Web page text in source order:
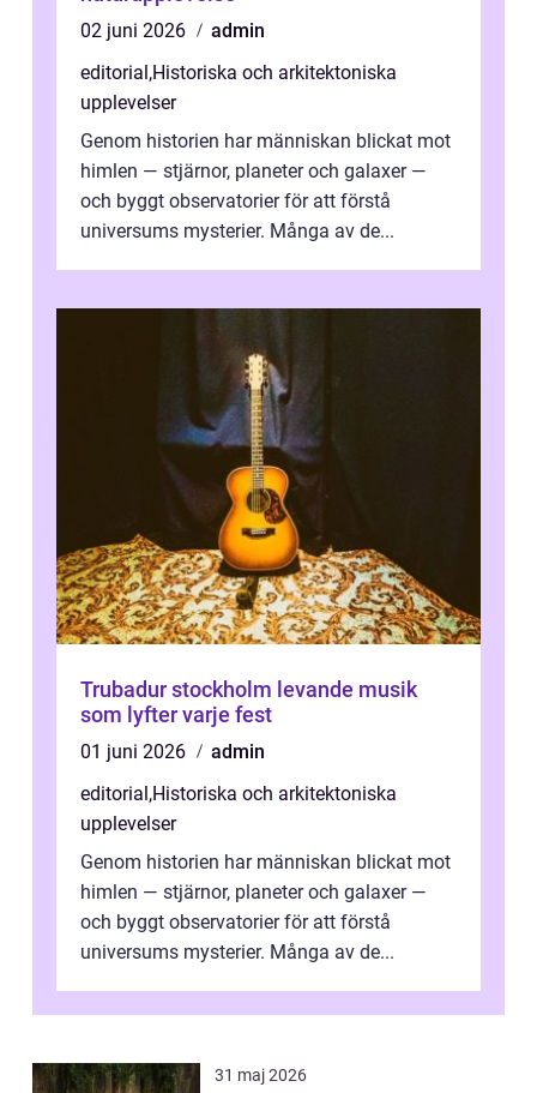
02 juni 2026
admin
editorial,Historiska och arkitektoniska
upplevelser
Genom historien har människan blickat mot
himlen — stjärnor, planeter och galaxer —
och byggt observatorier för att förstå
universums mysterier. Många av de...
Trubadur stockholm levande musik
som lyfter varje fest
01 juni 2026
admin
editorial,Historiska och arkitektoniska
upplevelser
Genom historien har människan blickat mot
himlen — stjärnor, planeter och galaxer —
och byggt observatorier för att förstå
universums mysterier. Många av de...
31 maj 2026